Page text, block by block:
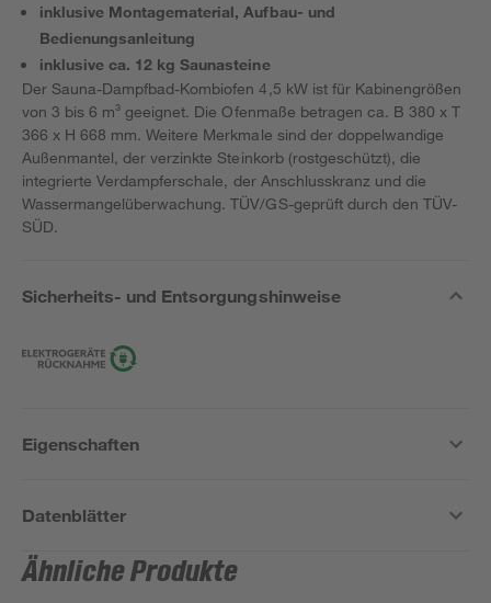
inklusive Montagematerial, Aufbau- und
Bedienungsanleitung
inklusive ca. 12 kg Saunasteine
Der Sauna-Dampfbad-Kombiofen 4,5 kW ist für Kabinengrößen
von 3 bis 6 m³ geeignet. Die Ofenmaße betragen ca. B 380 x T
366 x H 668 mm. Weitere Merkmale sind der doppelwandige
Außenmantel, der verzinkte Steinkorb (rostgeschützt), die
integrierte Verdampferschale, der Anschlusskranz und die
Wassermangelüberwachung. TÜV/GS-geprüft durch den TÜV-
SÜD.
Sicherheits- und Entsorgungshinweise
Eigenschaften
Datenblätter
Ähnliche Produkte